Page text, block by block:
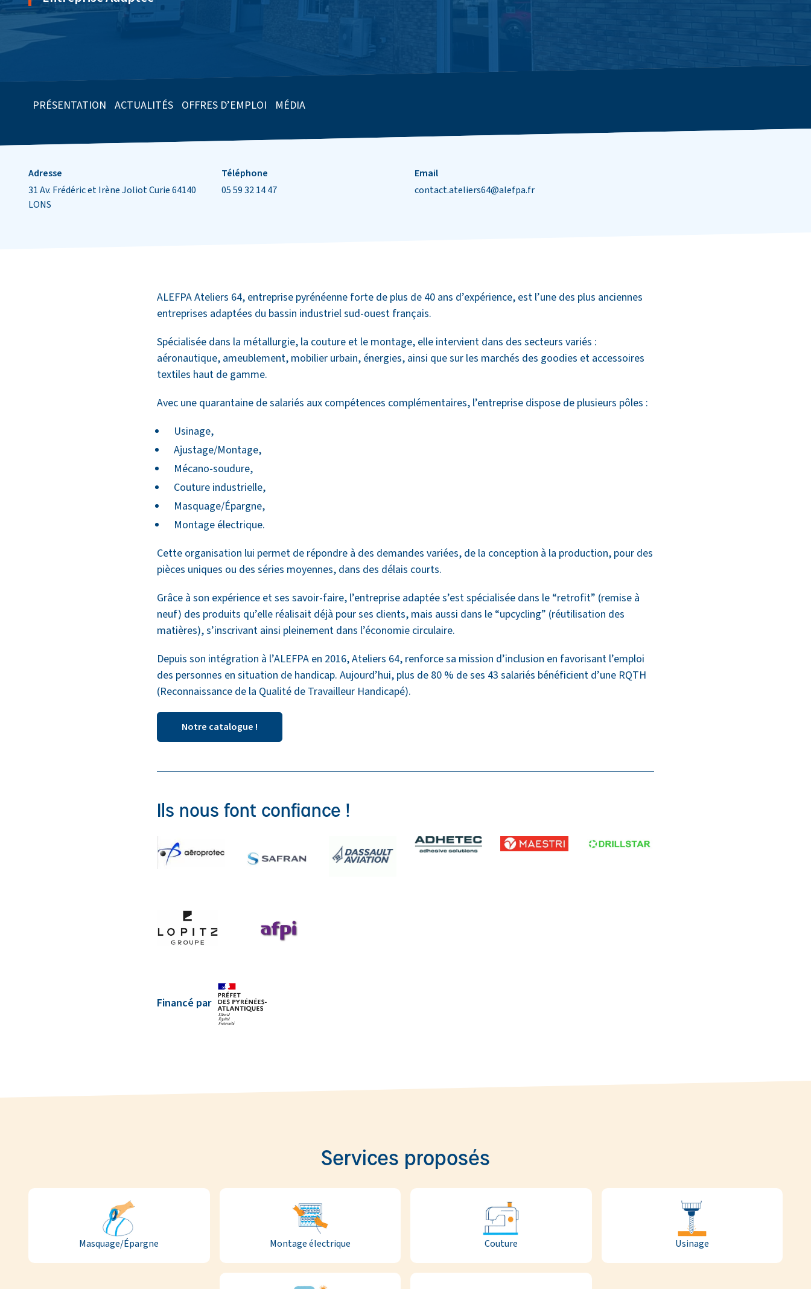
PRÉSENTATION ACTUALITÉS OFFRES D’EMPLOI MÉDIA
Informations de contact
Adresse
31 Av. Frédéric et Irène Joliot Curie 64140
LONS
Téléphone
05 59 32 14 47
Email
contact.ateliers64@alefpa.fr
ALEFPA Ateliers 64, entreprise pyrénéenne forte de plus de 40 ans d’expérience, est l’une des plus anciennes
entreprises adaptées du bassin industriel sud-ouest français.
Spécialisée dans la métallurgie, la couture et le montage, elle intervient dans des secteurs variés :
aéronautique, ameublement, mobilier urbain, énergies, ainsi que sur les marchés des goodies et accessoires
textiles haut de gamme.
Avec une quarantaine de salariés aux compétences complémentaires, l’entreprise dispose de plusieurs pôles :
Usinage,
Ajustage/Montage,
Mécano-soudure,
Couture industrielle,
Masquage/Épargne,
Montage électrique.
Cette organisation lui permet de répondre à des demandes variées, de la conception à la production, pour des
pièces uniques ou des séries moyennes, dans des délais courts.
Grâce à son expérience et ses savoir-faire, l’entreprise adaptée s’est spécialisée dans le “retrofit” (remise à
neuf) des produits qu’elle réalisait déjà pour ses clients, mais aussi dans le “upcycling” (réutilisation des
matières), s’inscrivant ainsi pleinement dans l’économie circulaire.
Depuis son intégration à l’ALEFPA en 2016, Ateliers 64, renforce sa mission d’inclusion en favorisant l’emploi
des personnes en situation de handicap. Aujourd’hui, plus de 80 % de ses 43 salariés bénéficient d’une RQTH
(Reconnaissance de la Qualité de Travailleur Handicapé).
Notre catalogue !
Ils nous font confiance !
Financé par
Services proposés
Masquage/Épargne Montage électrique Couture Usinage